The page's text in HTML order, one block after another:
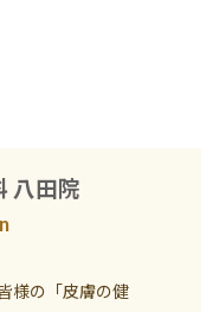
八田院
様の「皮膚の健